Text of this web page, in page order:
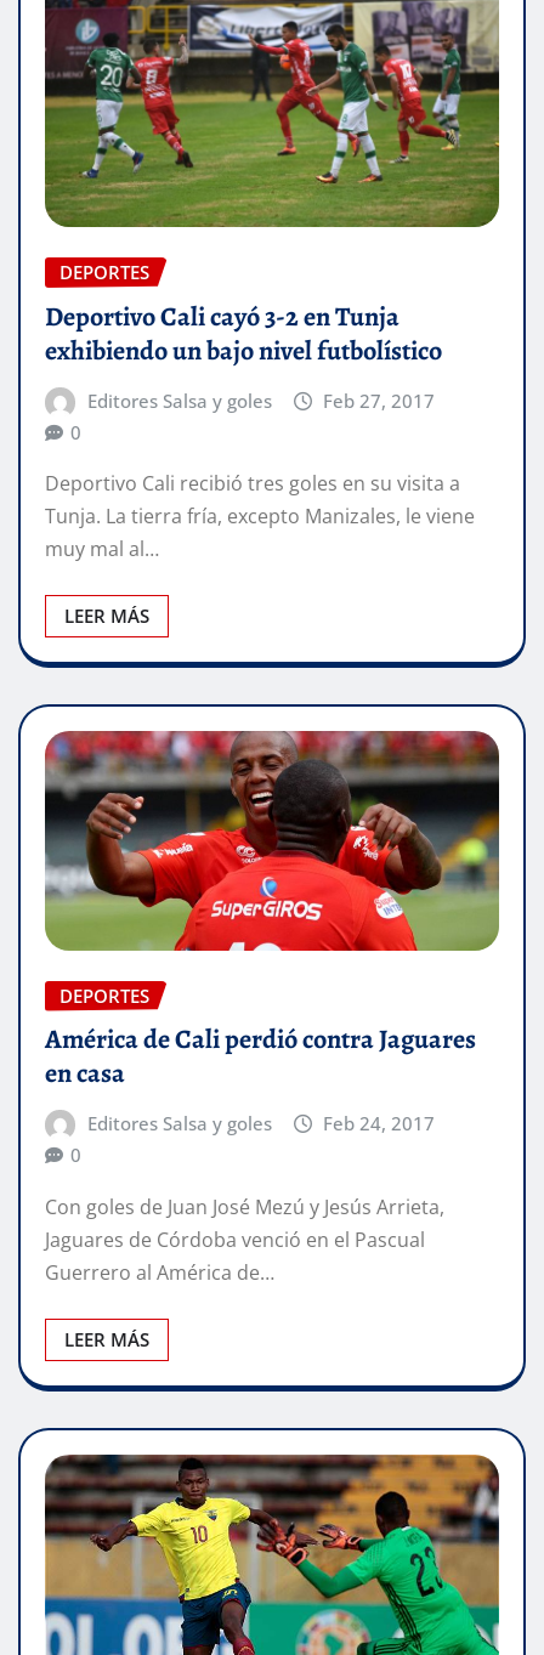
DEPORTES
Deportivo Cali cayó 3-2 en Tunja
exhibiendo un bajo nivel futbolístico
Editores Salsa y goles
Feb 27, 2017
0
Deportivo Cali recibió tres goles en su visita a
Tunja. La tierra fría, excepto Manizales, le viene
muy mal al…
LEER MÁS
DEPORTES
América de Cali perdió contra Jaguares
en casa
Editores Salsa y goles
Feb 24, 2017
0
Con goles de Juan José Mezú y Jesús Arrieta,
Jaguares de Córdoba venció en el Pascual
Guerrero al América de…
LEER MÁS